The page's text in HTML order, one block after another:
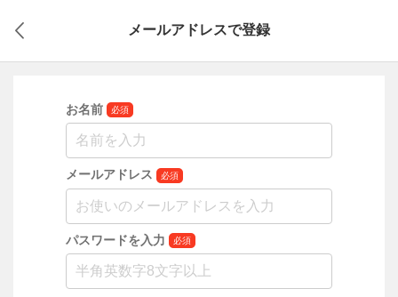
メールアドレスで登録
お名前 必須
メールアドレス 必須
パスワードを入力 必須